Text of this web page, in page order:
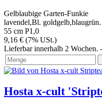
Gelblaubige Garten-Funkie
lavendel,Bl.
55 cm P1,0
9,16 € (7% USt.)
Lieferbar innerhalb 2 Wochen.
Hosta x-cult